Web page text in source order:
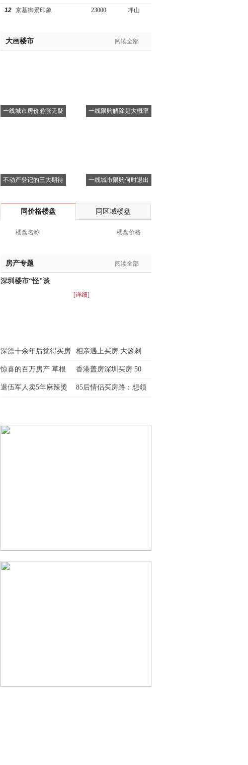
12 京基御景印象 23000 坪山
大画楼市 阅读全部
一线城市房价必涨无疑 一线限购解除是大概率
不动产登记的三大期待 一线城市限购何时退出
同价格楼盘 同区域楼盘
楼盘名称 楼盘价格
房产专题 阅读全部
深圳楼市“怪”谈
[详细]
深漂十余年后觉得买房
惊喜的百万房产 草根
退伍军人卖5年麻辣烫
相亲遇上买房 大龄剩
香港盖房深圳买房 50
85后情侣买房路：想领